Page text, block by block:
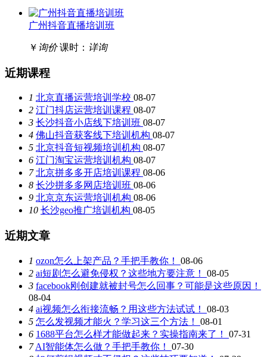
广州抖音直播培训班
￥ 询价 课时： 详询
近期课程
1 北京直播运营培训学校 08-07
2 江门抖店运营培训课程 08-07
3 长沙抖音小店线下培训班 08-07
4 佛山抖音获客线下培训机构 08-07
5 北京抖音短视频培训机构 08-07
6 江门淘宝运营培训机构 08-07
7 北京拼多多开店培训课程 08-06
8 长沙拼多多网店培训班 08-06
9 北京京东运营培训机构 08-06
10 长沙geo推广培训机构 08-05
近期文章
1 ozon怎么上架产品？手把手教你！ 08-06
2 ai短剧怎么避免侵权？这些地方要注意！ 08-05
3 facebook刚创建就被封号怎么回事？可能是这些原因！
08-04
4 ai视频怎么衔接流畅？用这些方法试试！ 08-03
5 怎么发视频才能火？学习这三个方法！ 08-01
6 1688平台怎么样才能做起来？实操指南来了！ 07-31
7 AI智能体怎么做？手把手教你！ 07-30